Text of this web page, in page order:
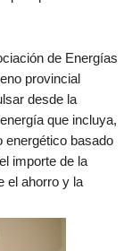
de Energías
provincial
desde la
que incluya,
energético basado
importe de la
el ahorro y la